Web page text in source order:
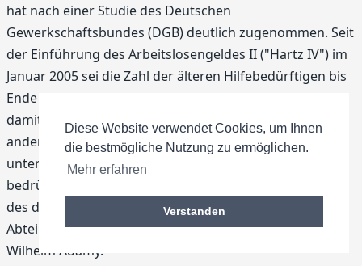
Diese Website verwendet Cookies, um Ihnen
die bestmögliche Nutzung zu ermöglichen.
Mehr erfahren
Verstanden
hat nach einer Studie des Deutschen
Gewerkschaftsbundes (DGB) deutlich zugenommen. Seit
der Einführung des Arbeitslosengeldes II ("Hartz IV") im
Januar 2005 sei die Zahl der älteren Hilfebedürftigen bis
Ende vergangenen Jahres um mehr als 22 Prozent und
damit fast doppelt so stark gestiegen wie bei den
anderen Altersgruppen, berichtet der "Tagesspiegel"
unter Berufung auf die DGB-Erhebung. "Das ist ein
bedrückendes Ergebnis, vor allem vor dem Hintergrund
des demografischen Wandels", sagte der Leiter der
Abteilung Arbeitsmarktpolitik im DGB-Bundesvorstand,
Wilhelm Adamy.